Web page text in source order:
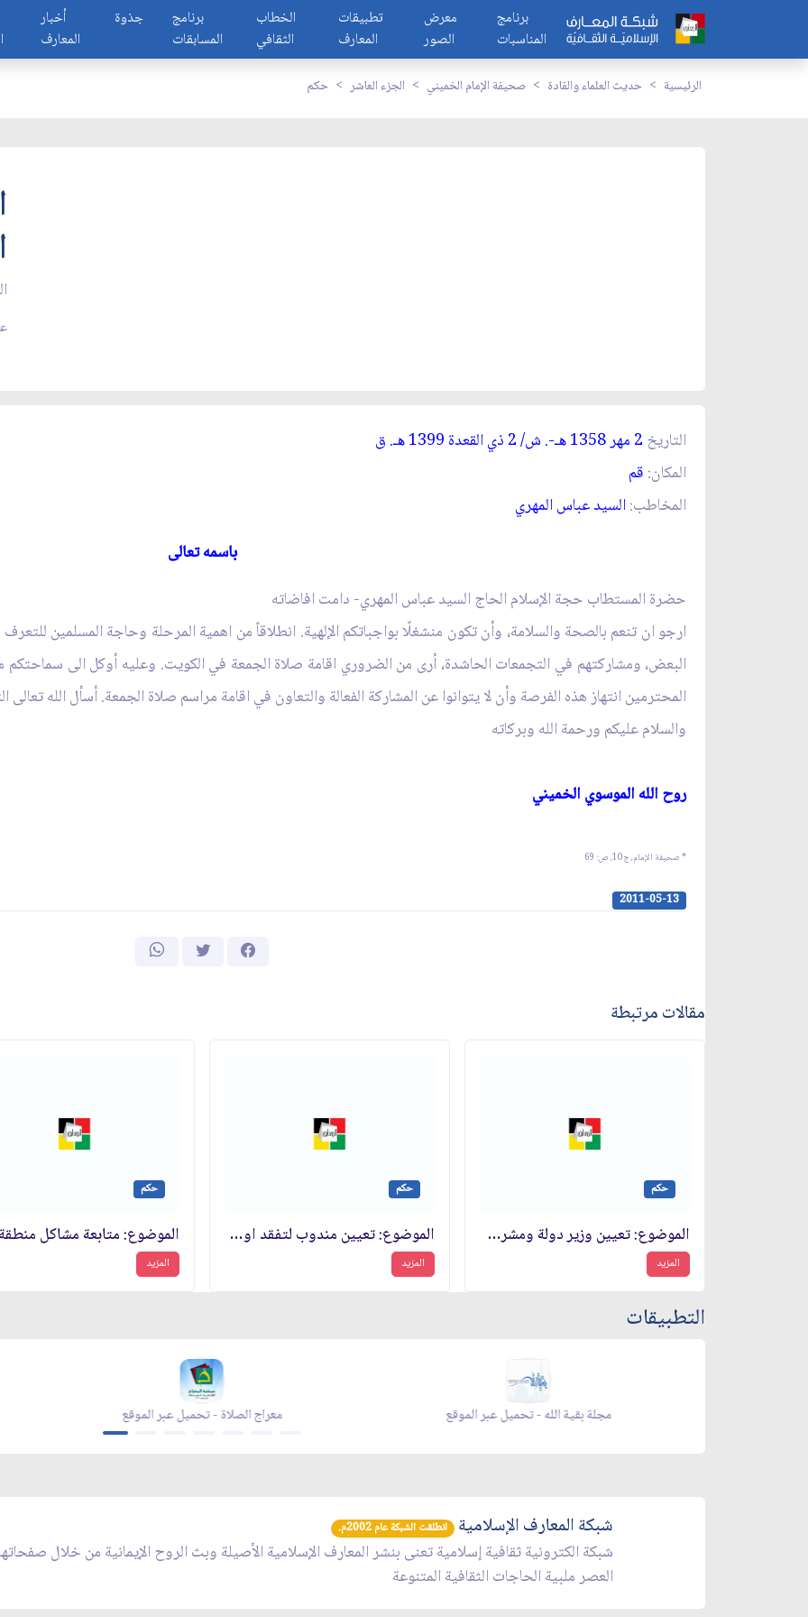
أخبار
المعارف
جذوة
برنامج
المسابقات
الخطاب
الثقافي
تطبيقات
المعارف
معرض
الصور
برنامج
المناسبات
الرئيسية حديث العلماء والقادة صحيفة الإمام الخميني الجزء العاشر حكم
التاريخ 2 مهر 1358 هـ-. ش/ 2 ذي القعدة 1399 هـ. ق‏
المكان: قم‏
المخاطب:السيد عباس المهري‏
باسمه تعالى
حضرة المستطاب حجة الإسلام الحاج السيد عباس المهري- دامت افاضاته‏
ارجو ان تنعم بالصحة والسلامة، وأن تكون منشغلًا بواجباتكم الإلهية. انطلاقاً من اهمية المرحلة وحاجة المسلمين
البعض، ومشاركتهم في التجمعات الحاشدة، أرى من الضروري اقامة صلاة الجمعة في الكويت. وعليه أوكل الى سماحتكم
المحترمين انتهاز هذه الفرصة وأن لا يتوانوا عن المشاركة الفعالة والتعاون في اقامة مراسم صلاة الجمعة. أسأل الله تعالى
والسلام عليكم ورحمة الله وبركاته‏
روح الله الموسوي الخميني‏
* صحيفة الإمام، ج‏10، ص: 69
2011-05-13
مقالات مرتبطة
حكم
الموضوع: تعيين وزير دولة ومشرف على مؤسسة التخطيط والميزانية
المزيد
حكم
الموضوع: تعيين مندوب لتفقد اوضاع مشردي الحرب في لبنان‏
المزيد
حكم
المزيد
التطبيقات
معراج الصلاة - تحميل عبر الموقع مجلة بقية الله - تحميل عبر الموقع
شبكة المعارف الإسلامية انطلقت الشبكة عام 2002م.
شبكة الكترونية ثقافية إسلامية تعنى بنشر المعارف الإسلامية الأصيلة وبث الروح الإيمانية من خلال
العصر ملبية الحاجات الثقافية المتنوعة